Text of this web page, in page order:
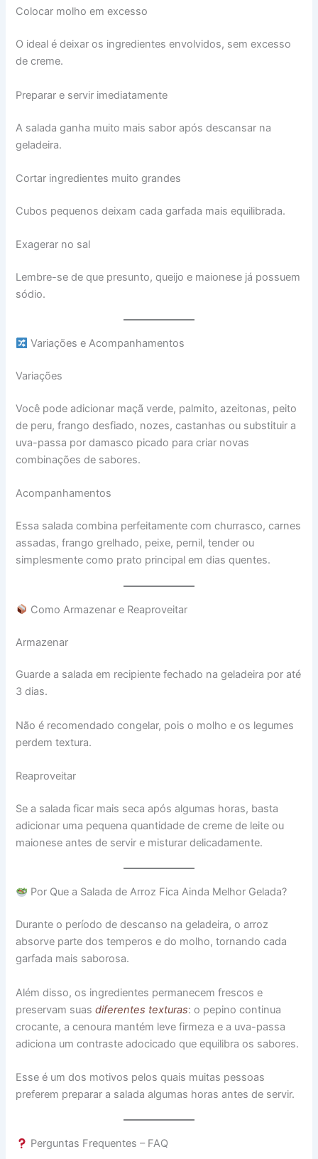
Colocar molho em excesso
O ideal é deixar os ingredientes envolvidos, sem excesso
de creme.
Preparar e servir imediatamente
A salada ganha muito mais sabor após descansar na
geladeira.
Cortar ingredientes muito grandes
Cubos pequenos deixam cada garfada mais equilibrada.
Exagerar no sal
Lembre-se de que presunto, queijo e maionese já possuem
sódio.
Variações e Acompanhamentos
Variações
Você pode adicionar maçã verde, palmito, azeitonas, peito
de peru, frango desfiado, nozes, castanhas ou substituir a
uva-passa por damasco picado para criar novas
combinações de sabores.
Acompanhamentos
Essa salada combina perfeitamente com churrasco, carnes
assadas, frango grelhado, peixe, pernil, tender ou
simplesmente como prato principal em dias quentes.
Como Armazenar e Reaproveitar
Armazenar
Guarde a salada em recipiente fechado na geladeira por até
3 dias.
Não é recomendado congelar, pois o molho e os legumes
perdem textura.
Reaproveitar
Se a salada ficar mais seca após algumas horas, basta
adicionar uma pequena quantidade de creme de leite ou
maionese antes de servir e misturar delicadamente.
Por Que a Salada de Arroz Fica Ainda Melhor Gelada?
Durante o período de descanso na geladeira, o arroz
absorve parte dos temperos e do molho, tornando cada
garfada mais saborosa.
Além disso, os ingredientes permanecem frescos e
preservam suasdiferentes texturas: o pepino continua
crocante, a cenoura mantém leve firmeza e a uva-passa
adiciona um contraste adocicado que equilibra os sabores.
Esse é um dos motivos pelos quais muitas pessoas
preferem preparar a salada algumas horas antes de servir.
Perguntas Frequentes – FAQ